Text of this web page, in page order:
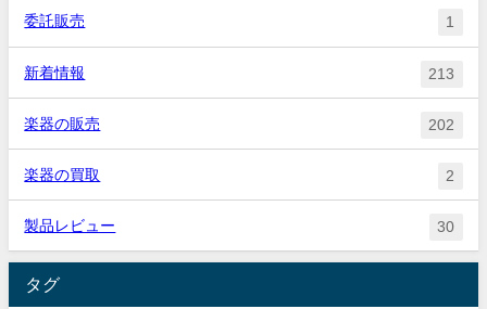
委託販売 1
新着情報 213
楽器の販売 202
楽器の買取 2
製品レビュー 30
タグ